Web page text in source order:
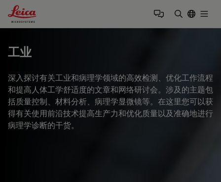
Leica Microsystems Logo
工业
深入探讨有关工业和病理学领域的高效检测、优化工作流程
和提高人体工学舒适度的文章和网络研讨会。涉及的主题包
括质量控制、材料分析、病理学显微镜等。在这里您可以获
得有关使用前沿技术提高生产力和优化质量以及准确地进行
病理学诊断的干货。